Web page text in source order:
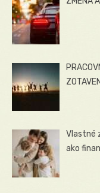
Vlastné
ako